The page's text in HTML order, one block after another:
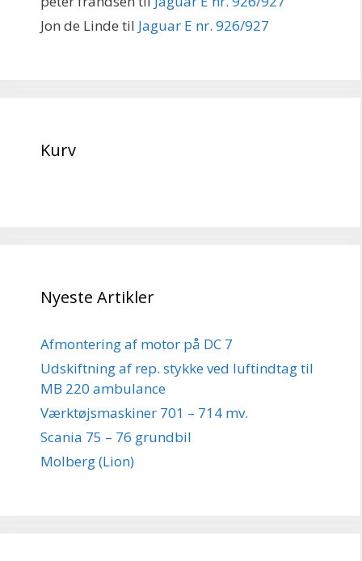
Jon de Linde til Jaguar E nr. 926/927
Kurv
Nyeste Artikler
Afmontering af motor på DC 7
Udskiftning af rep. stykke ved luftindtag til
MB 220 ambulance
Værktøjsmaskiner 701 – 714 mv.
Scania 75 – 76 grundbil
Molberg (Lion)